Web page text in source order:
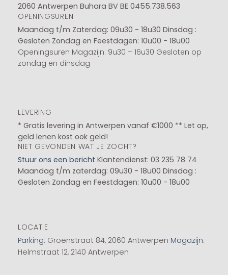
2060 Antwerpen Buhara BV BE 0455.738.563
OPENINGSUREN
Maandag t/m Zaterdag: 09u30 - 18u30 Dinsdag :
Gesloten Zondag en Feestdagen: 10u00 - 18u00
Openingsuren Magazijn: 9u30 – 16u30 Gesloten op
zondag en dinsdag
LEVERING
* Gratis levering in Antwerpen vanaf €1000 ** Let op,
geld lenen kost ook geld!
NIET GEVONDEN WAT JE ZOCHT?
Stuur ons een bericht Klantendienst: 03 235 78 74
Maandag t/m zaterdag: 09u30 - 18u00 Dinsdag :
Gesloten Zondag en Feestdagen: 10u00 - 18u00
LOCATIE
Parking: Groenstraat 84, 2060 Antwerpen Magazijn:
Helmstraat 12, 2140 Antwerpen